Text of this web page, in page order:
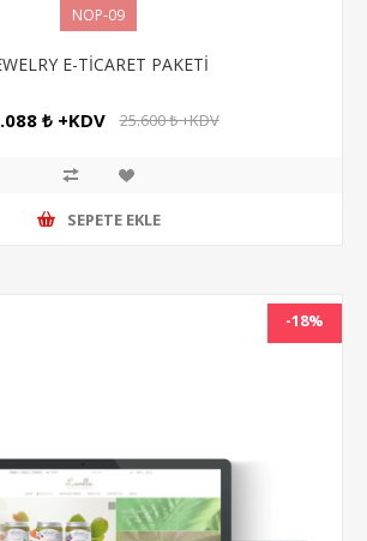
NOP-09
E-TİCARET PAKETİ
₺ +KDV 25.600 ₺ +KDV
SEPETE EKLE
-18%